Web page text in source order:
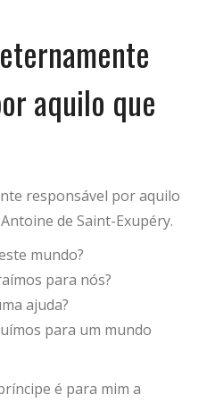
aquilo que
responsável por aquilo
de Saint-Exupéry.
mundo?
para nós?
ajuda?
para um mundo
é para mim a